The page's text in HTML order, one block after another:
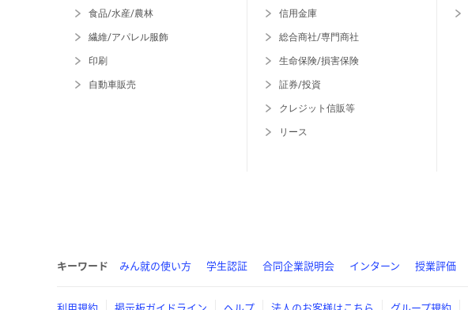
食品/水産/農林
繊維/アパレル服飾
印刷
自動車販売
信用金庫
総合商社/専門商社
生命保険/損害保険
証券/投資
クレジット信販等
リース
キーワード みん就の使い方 学生認証 合同企業説明会 インターン 授業評価